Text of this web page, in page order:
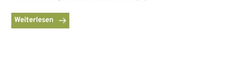
Weiterlesen